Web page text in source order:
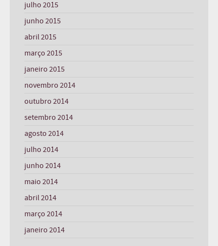
julho 2015
junho 2015
abril 2015
março 2015
janeiro 2015
novembro 2014
outubro 2014
setembro 2014
agosto 2014
julho 2014
junho 2014
maio 2014
abril 2014
março 2014
janeiro 2014